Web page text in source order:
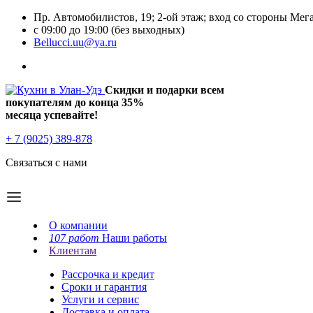
Пр. Автомобилистов, 19; 2-ой этаж; вход со стороны
с 09:00 до 19:00 (без выходных)
Bellucci.uu@ya.ru
Скидки и подарки всем
покупателям до конца 35%
месяца успевайте!
+ 7 (9025) 389-878
Связаться с нами
О компании
107 работ Наши работы
Клиентам
Рассрочка и кредит
Сроки и гарантия
Услуги и сервис